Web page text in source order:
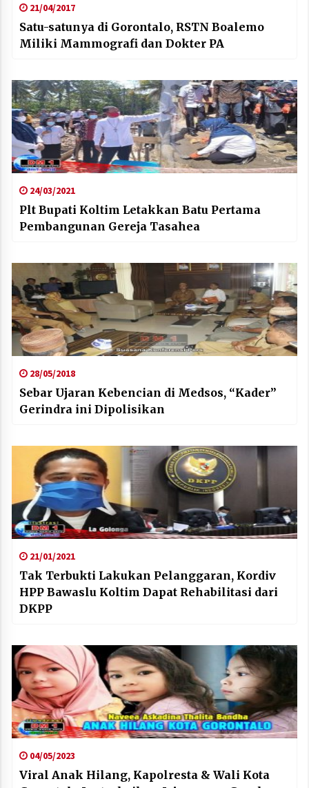
21/04/2017
Satu-satunya di Gorontalo, RSTN Boalemo
Miliki Mammografi dan Dokter PA
24/03/2021
Plt Bupati Koltim Letakkan Batu Pertama
Pembangunan Gereja Tasahea
28/05/2018
Sebar Ujaran Kebencian di Medsos, “Kader”
Gerindra ini Dipolisikan
21/01/2021
Tak Terbukti Lakukan Pelanggaran, Kordiv
HPP Bawaslu Koltim Dapat Rehabilitasi dari
DKPP
04/05/2023
Viral Anak Hilang, Kapolresta & Wali Kota